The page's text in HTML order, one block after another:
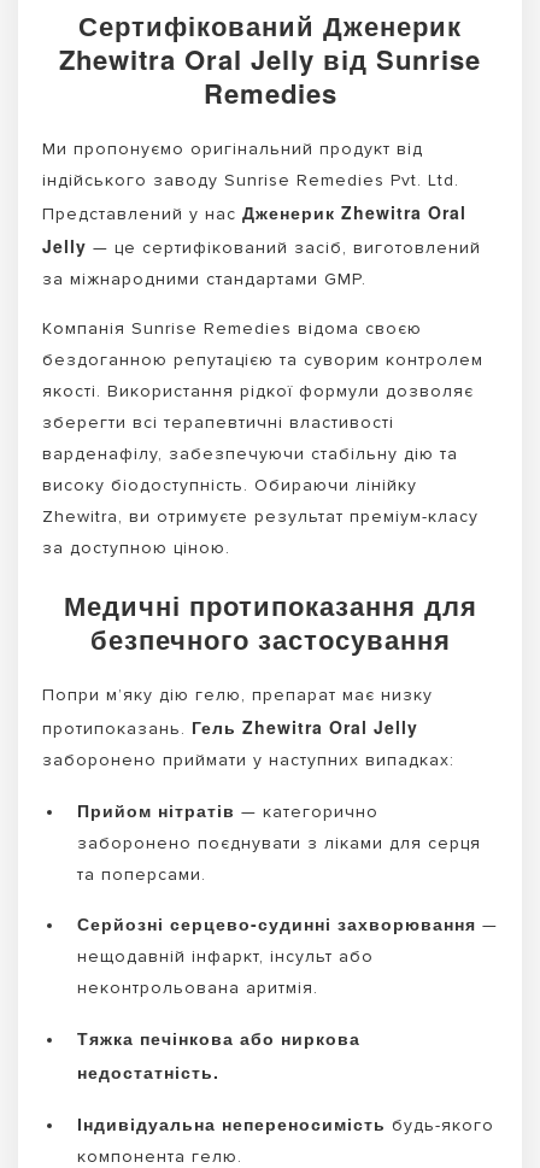
Сертифікований Дженерик
Zhewitra Oral Jelly від Sunrise
Remedies
Ми пропонуємо оригінальний продукт від
індійського заводу Sunrise Remedies Pvt. Ltd.
Представлений у нас Дженерик Zhewitra Oral
Jelly — це сертифікований засіб, виготовлений
за міжнародними стандартами GMP.
Компанія Sunrise Remedies відома своєю
бездоганною репутацією та суворим контролем
якості. Використання рідкої формули дозволяє
зберегти всі терапевтичні властивості
варденафілу, забезпечуючи стабільну дію та
високу біодоступність. Обираючи лінійку
Zhewitra, ви отримуєте результат преміум-класу
за доступною ціною.
Медичні протипоказання для
безпечного застосування
Попри м’яку дію гелю, препарат має низку
протипоказань. Гель Zhewitra Oral Jelly
заборонено приймати у наступних випадках:
Прийом нітратів — категорично
заборонено поєднувати з ліками для серця
та поперсами.
Серйозні серцево-судинні захворювання —
нещодавній інфаркт, інсульт або
неконтрольована аритмія.
Тяжка печінкова або ниркова
недостатність.
Індивідуальна непереносимість будь-якого
компонента гелю.